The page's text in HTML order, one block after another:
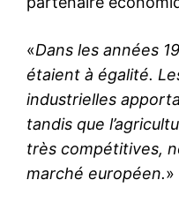
«Dans les années
étaient à égalité.
industrielles
tandis que
très compétitives,
marché européen.